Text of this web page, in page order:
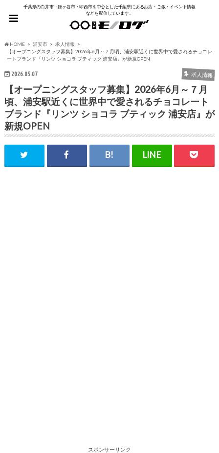
千葉県の白井市・鎌ヶ谷市・印西市を中心とした千葉県にあるお店・ご飯・イベント情報
などを配信しています。
HOME 浦安市
求人情報
【オープニングスタッフ募集】2026年6月～７月頃、浦安駅近くに世界中で愛されるチョコレ
ートブランド『リンツ ショコラ ブティック 浦安店』が新規OPEN
2026.05.07 求人情報
【オープニングスタッフ募集】2026年6月～７月
頃、浦安駅近くに世界中で愛されるチョコレート
ブランド『リンツ ショコラ ブティック 浦安店』が
新規OPEN
スポンサーリンク